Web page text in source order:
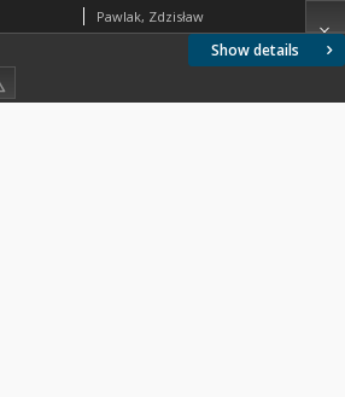
Show details
Pawlak, Zdzisław